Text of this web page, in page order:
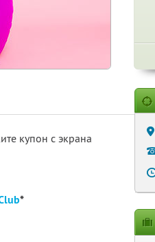
купон с экрана
*